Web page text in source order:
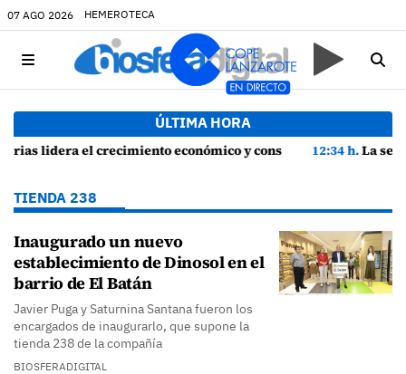
07 AGO 2026 HEMEROTECA
ÚLTIMA HORA
su recuperación con un empleo en máximos históricos
12:34 h.La seguridad y la protección del entorno
TIENDA 238
Inaugurado un nuevo
establecimiento de Dinosol en el
barrio de El Batán
Javier Puga y Saturnina Santana fueron los
encargados de inaugurarlo, que supone la
tienda 238 de la compañía
BIOSFERADIGITAL